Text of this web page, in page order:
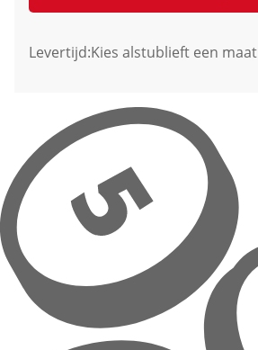
Levertijd:Kies alstublieft een maat